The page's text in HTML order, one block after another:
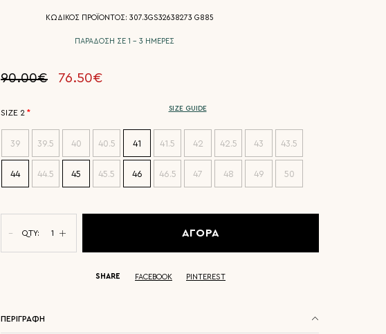
ΚΩΔΙΚΟΣ ΠΡΟΪΟΝΤΟΣ: 307.3GS32638273 G885
ΠΑΡΑΔΟΣΗ ΣΕ 1 - 3 ΗΜΕΡΕΣ
90.00€ 76.50€
SIZE 2
39 39.5 40 40.5 41 41.5 42 42.5 43 43.5
44 44.5 45 45.5 46 46.5 47 48 49 50
SIZE GUIDE
QTY: ΑΓΟΡΑ
SHARE FACEBOOK PINTEREST
ΠΕΡΙΓΡΑΦΗ